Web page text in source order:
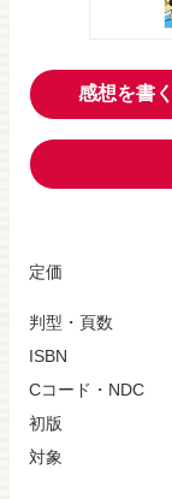
感想を書く
定価
判型・頁数
ISBN
Cコード・NDC
初版
対象